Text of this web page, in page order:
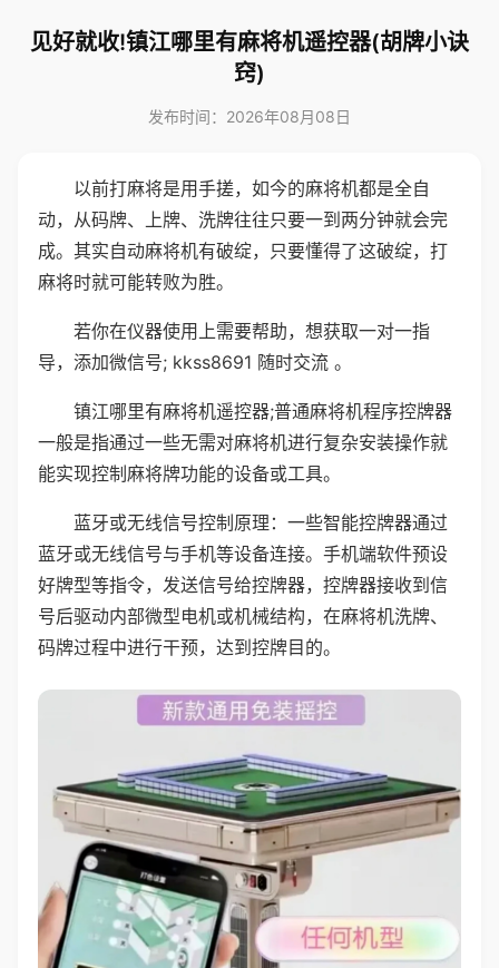
见好就收!镇江哪里有麻将机遥控器(胡牌小诀
窍)
发布时间：2026年08月08日
以前打麻将是用手搓，如今的麻将机都是全自
动，从码牌、上牌、洗牌往往只要一到两分钟就会完
成。其实自动麻将机有破绽，只要懂得了这破绽，打
麻将时就可能转败为胜。
若你在仪器使用上需要帮助，想获取一对一指
导，添加微信号; kkss8691 随时交流 。
镇江哪里有麻将机遥控器;普通麻将机程序控牌器
一般是指通过一些无需对麻将机进行复杂安装操作就
能实现控制麻将牌功能的设备或工具。
蓝牙或无线信号控制原理：一些智能控牌器通过
蓝牙或无线信号与手机等设备连接。手机端软件预设
好牌型等指令，发送信号给控牌器，控牌器接收到信
号后驱动内部微型电机或机械结构，在麻将机洗牌、
码牌过程中进行干预，达到控牌目的。